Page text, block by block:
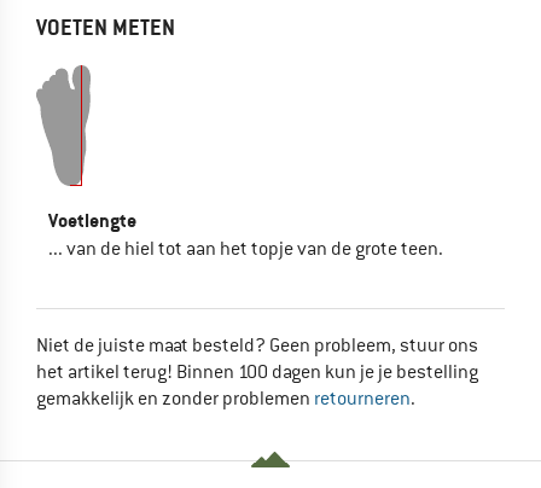
VOETEN METEN
Voetlengte
... van de hiel tot aan het topje van de grote teen.
Niet de juiste maat besteld? Geen probleem, stuur ons
het artikel terug! Binnen 100 dagen kun je je bestelling
gemakkelijk en zonder problemen retourneren.